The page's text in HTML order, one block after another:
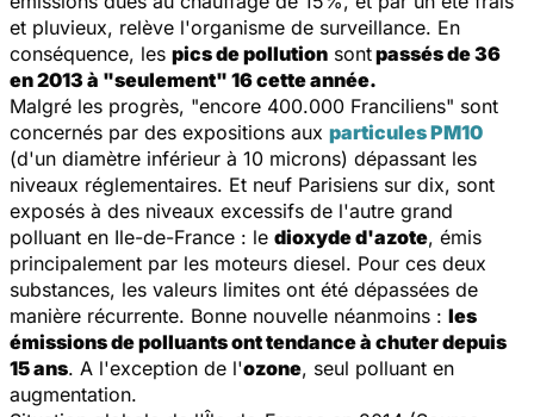
et pluvieux, relève l'organisme de surveillance. En
conséquence, les pics de pollution sontpassés de 36
en 2013 à "seulement" 16 cette année.
Malgré les progrès, "encore 400.000 Franciliens" sont
concernés par des expositions aux particules PM10
(d'un diamètre inférieur à 10 microns) dépassant les
niveaux réglementaires. Et neuf Parisiens sur dix, sont
exposés à des niveaux excessifs de l'autre grand
polluant en Ile-de-France : le dioxyde d'azote, émis
principalement par les moteurs diesel. Pour ces deux
substances, les valeurs limites ont été dépassées de
manière récurrente. Bonne nouvelle néanmoins : les
émissions de polluants ont tendance à chuter depuis
15 ans. A l'exception de l'ozone, seul polluant en
augmentation.